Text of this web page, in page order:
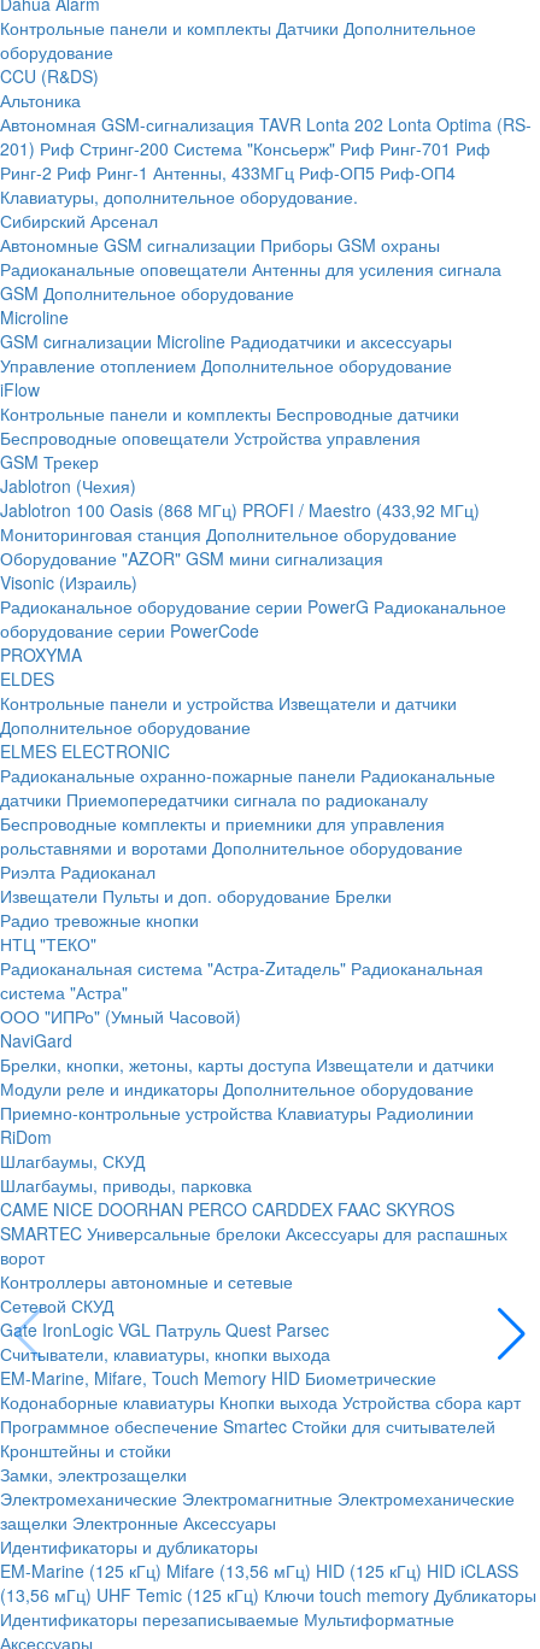
Контрольные панели и комплекты Датчики Дополнительное
оборудование
CCU (R&DS)
Альтоника
Автономная GSM-сигнализация TAVR Lonta 202 Lonta Optima (RS-
201) Риф Стринг-200 Система "Консьерж" Риф Ринг-701 Риф
Ринг-2 Риф Ринг-1 Антенны, 433МГц Риф-ОП5 Риф-ОП4
Клавиатуры, дополнительное оборудование.
Сибирский Арсенал
Автономные GSM сигнализации Приборы GSM охраны
Радиоканальные оповещатели Антенны для усиления сигнала
GSM Дополнительное оборудование
Microline
GSM cигнализации Microline Радиодатчики и аксессуары
Управление отоплением Дополнительное оборудование
iFlow
Контрольные панели и комплекты Беспроводные датчики
Беспроводные оповещатели Устройства управления
GSM Трекер
Jablotron (Чехия)
Jablotron 100 Oasis (868 МГц) PROFI / Maestro (433,92 МГц)
Мониторинговая станция Дополнительное оборудование
Оборудование "AZOR" GSM мини сигнализация
Visonic (Израиль)
Радиоканальное оборудование серии PowerG Радиоканальное
оборудование серии PowerCode
PROXYMA
ELDES
Контрольные панели и устройства Извещатели и датчики
Дополнительное оборудование
ELMES ELECTRONIC
Радиоканальные охранно-пожарные панели Радиоканальные
датчики Приемопередатчики сигнала по радиоканалу
Беспроводные комплекты и приемники для управления
рольставнями и воротами Дополнительное оборудование
Риэлта Радиоканал
Извещатели Пульты и доп. оборудование Брелки
Радио тревожные кнопки
НТЦ "ТЕКО"
Радиоканальная система "Астра-Zитадель" Радиоканальная
система "Астра"
ООО "ИПРо" (Умный Часовой)
NaviGard
Брелки, кнопки, жетоны, карты доступа Извещатели и датчики
Модули реле и индикаторы Дополнительное оборудование
Приемно-контрольные устройства Клавиатуры Радиолинии
RiDom
Шлагбаумы, СКУД
Шлагбаумы, приводы, парковка
CAME NICE DOORHAN PERCO CARDDEX FAAC SKYROS
SMARTEC Универсальные брелоки Аксессуары для распашных
ворот
Контроллеры автономные и сетевые
Сетевой СКУД
Gate IronLogic VGL Патруль Quest Parsec
Считыватели, клавиатуры, кнопки выхода
EM-Marine, Mifare, Touch Memory HID Биометрические
Кодонаборные клавиатуры Кнопки выхода Устройства сбора карт
Программное обеспечение Smartec Стойки для считывателей
Кронштейны и стойки
Замки, электрозащелки
Электромеханические Электромагнитные Электромеханические
защелки Электронные Аксессуары
Идентификаторы и дубликаторы
EM-Marine (125 кГц) Mifare (13,56 мГц) HID (125 кГц) HID iCLASS
(13,56 мГц) UHF Temic (125 кГц) Ключи touch memory Дубликаторы
Идентификаторы перезаписываемые Мультиформатные
Аксессуары